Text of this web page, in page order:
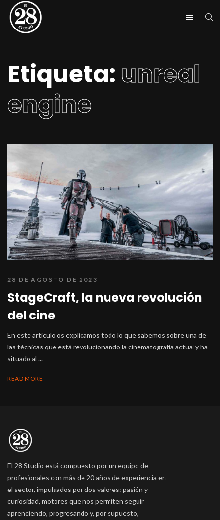
Etiqueta: unreal
engine
28 DE AGOSTO DE 2023
StageCraft, la nueva revolución
del cine
En este artículo os explicamos todo lo que sabemos sobre una de
las técnicas que está revolucionando la cinematografía actual y ha
situado al ...
READ MORE
El 28 Studio está compuesto por un equipo de
profesionales con más de 20 años de experiencia en
el sector, impulsados por dos valores: pasión y
curiosidad, motores que nos permiten seguir
aprendiendo, progresando y, por supuesto,